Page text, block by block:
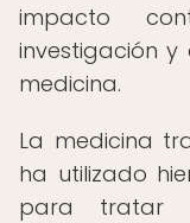
impacto
investigación
medicina.
La medicina
ha utilizado
para tratar